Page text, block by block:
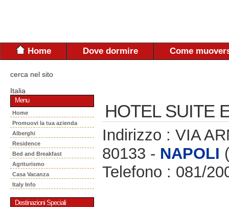
Home Dove dormire Come
cerca nel sito
Italia
Menu
Home
Promuovi la tua azienda
Alberghi
Residence
Bed and Breakfast
Agriturismo
Casa Vacanza
Italy Info
Destinazioni Speciali
HOTEL SUITE
Indirizzo : VIA
80133 - NAPOLI
Telefono : 081/